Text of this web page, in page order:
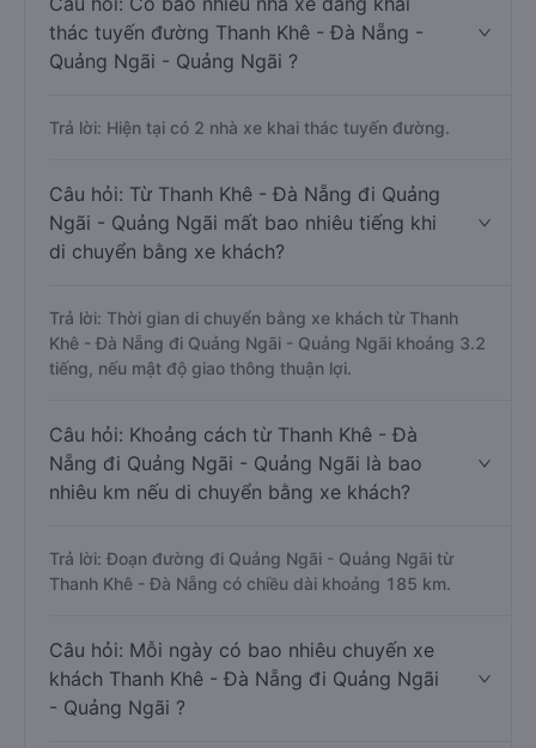
thác tuyến đường Thanh Khê - Đà Nẵng -
Quảng Ngãi - Quảng Ngãi ?
Trả lời: Hiện tại có 2 nhà xe khai thác tuyến đường.
Câu hỏi: Từ Thanh Khê - Đà Nẵng đi Quảng
Ngãi - Quảng Ngãi mất bao nhiêu tiếng khi
di chuyển bằng xe khách?
Trả lời: Thời gian di chuyển bằng xe khách từ Thanh
Khê - Đà Nẵng đi Quảng Ngãi - Quảng Ngãi khoảng 3.2
tiếng, nếu mật độ giao thông thuận lợi.
Câu hỏi: Khoảng cách từ Thanh Khê - Đà
Nẵng đi Quảng Ngãi - Quảng Ngãi là bao
nhiêu km nếu di chuyển bằng xe khách?
Trả lời: Đoạn đường đi Quảng Ngãi - Quảng Ngãi từ
Thanh Khê - Đà Nẵng có chiều dài khoảng 185 km.
Câu hỏi: Mỗi ngày có bao nhiêu chuyến xe
khách Thanh Khê - Đà Nẵng đi Quảng Ngãi
- Quảng Ngãi ?